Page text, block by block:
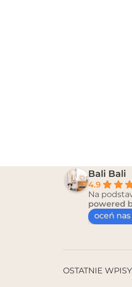
Bali Bali
4.9
Na
powered
oceń nas
OSTATNIE WPISY